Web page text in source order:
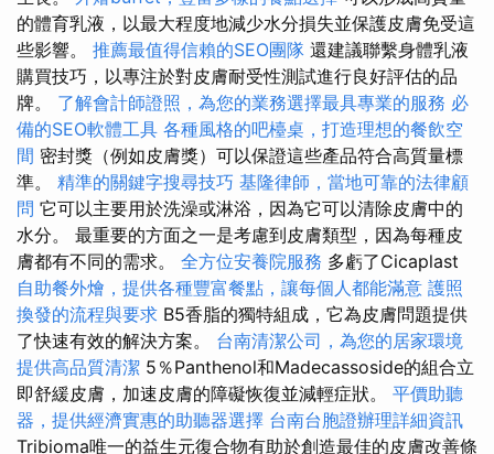
的體育乳液，以最大程度地減少水分損失並保護皮膚免受這
些影響。 推薦最值得信賴的SEO團隊 還建議聯繫身體乳液
購買技巧，以專注於對皮膚耐受性測試進行良好評估的品
牌。 了解會計師證照，為您的業務選擇最具專業的服務 必
備的SEO軟體工具 各種風格的吧檯桌，打造理想的餐飲空
間 密封獎（例如皮膚獎）可以保證這些產品符合高質量標
準。 精準的關鍵字搜尋技巧 基隆律師，當地可靠的法律顧
問 它可以主要用於洗澡或淋浴，因為它可以清除皮膚中的
水分。 最重要的方面之一是考慮到皮膚類型，因為每種皮
膚都有不同的需求。 全方位安養院服務 多虧了Cicaplast
自助餐外燴，提供各種豐富餐點，讓每個人都能滿意 護照
換發的流程與要求 B5香脂的獨特組成，它為皮膚問題提供
了快速有效的解決方案。 台南清潔公司，為您的居家環境
提供高品質清潔 5％Panthenol和Madecassoside的組合立
即舒緩皮膚，加速皮膚的障礙恢復並減輕症狀。 平價助聽
器，提供經濟實惠的助聽器選擇 台南台胞證辦理詳細資訊
Tribioma唯一的益生元復合物有助於創造最佳的皮膚改善條